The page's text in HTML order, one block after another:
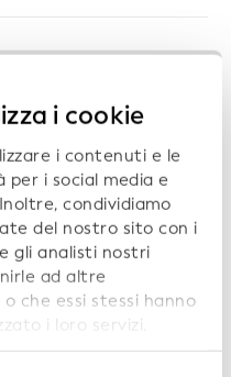
i cookie
i contenuti e le
i social media e
condividiamo
del nostro sito con i
gli analisti nostri
ad altre
che essi stessi hanno
i loro servizi.
sito web,